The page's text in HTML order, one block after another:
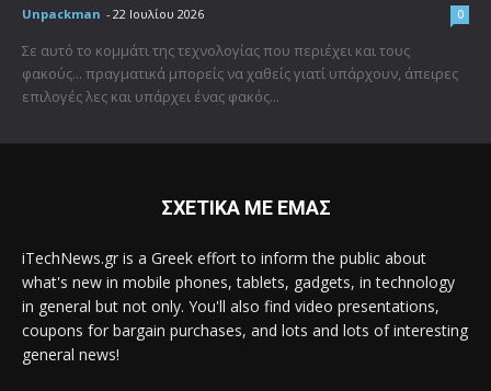
Unpackman - 22 Ιουλίου 2026 0
Σε αυτό το κομμάτι της τεχνολογίας που περιέχει και τους
φακούς... πραγματικά μπορείς να χαθείς γιατί υπάρχουν, άπειρες
επιλογές λες και υπάρχει ένας φακός...
ΣΧΕΤΙΚΑ ΜΕ ΕΜΑΣ
iTechNews.gr is a Greek effort to inform the public about
what's new in mobile phones, tablets, gadgets, in technology
in general but not only. You'll also find video presentations,
coupons for bargain purchases, and lots and lots of interesting
general news!